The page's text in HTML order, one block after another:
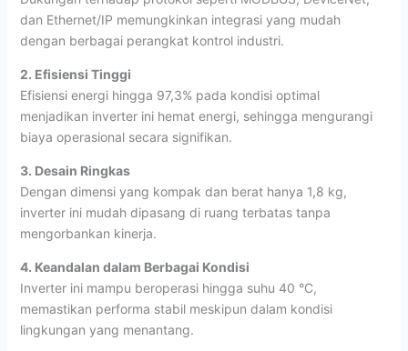
dan Ethernet/IP memungkinkan integrasi yang mudah
dengan berbagai perangkat kontrol industri.
2. Efisiensi Tinggi
Efisiensi energi hingga 97,3% pada kondisi optimal
menjadikan inverter ini hemat energi, sehingga mengurangi
biaya operasional secara signifikan.
3. Desain Ringkas
Dengan dimensi yang kompak dan berat hanya 1,8 kg,
inverter ini mudah dipasang di ruang terbatas tanpa
mengorbankan kinerja.
4. Keandalan dalam Berbagai Kondisi
Inverter ini mampu beroperasi hingga suhu 40 °C,
memastikan performa stabil meskipun dalam kondisi
lingkungan yang menantang.